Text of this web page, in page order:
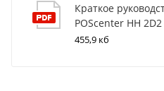
Краткое
POScenter HH
455,9 кб